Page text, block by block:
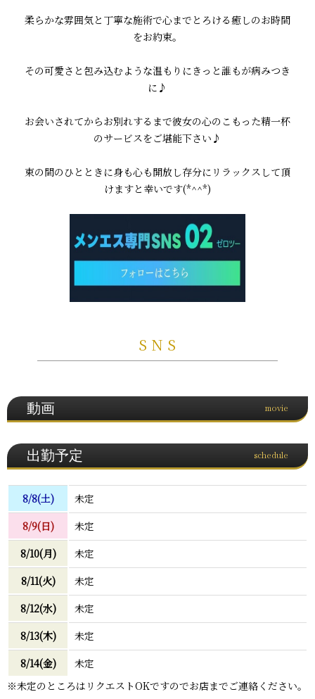
柔らかな雰囲気と丁寧な施術で心までとろける癒しのお時間
をお約束。
その可愛さと包み込むような温もりにきっと誰もが病みつき
に♪
お会いされてからお別れするまで彼女の心のこもった精一杯
のサービスをご堪能下さい♪
束の間のひとときに身も心も開放し存分にリラックスして頂
けますと幸いです(*^^*)
SNS
動画 movie
出勤予定 schedule
8/8(土)
未定
8/9(日)
未定
8/10(月)
未定
8/11(火)
未定
8/12(水)
未定
8/13(木)
未定
8/14(金)
未定
※未定のところはリクエストOKですのでお店までご連絡ください。